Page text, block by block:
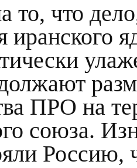
то, что
ПРО на
союза.
Россию,